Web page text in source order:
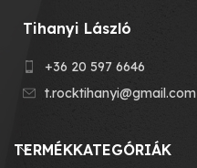
Tihanyi László
+36 20 597 6646
t.rocktihanyi@gmail.com
TERMÉKKATEGÓRIÁK